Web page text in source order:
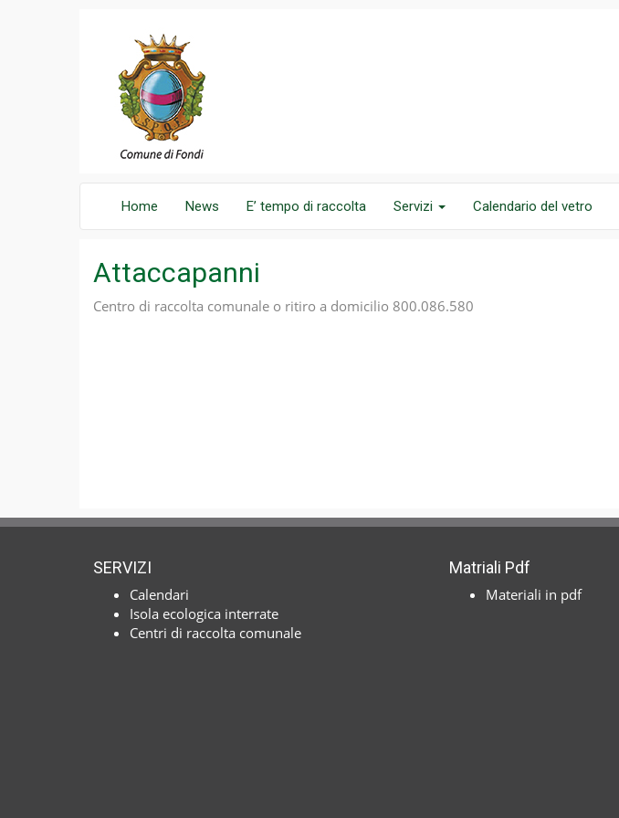
Home News E’ tempo di raccolta Servizi Calendario del vetro
Attaccapanni
Centro di raccolta comunale o ritiro a domicilio 800.086.580
SERVIZI
Calendari
Isola ecologica interrate
Centri di raccolta comunale
Matriali Pdf
Materiali in pdf